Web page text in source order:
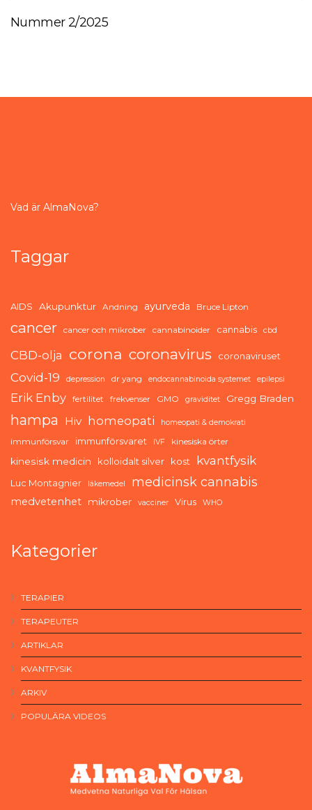
Nummer 2/2025
Vad är AlmaNova?
Taggar
AIDS Akupunktur Andning ayurveda Bruce Lipton
cancer cancer och mikrober cannabinoider cannabis cbd
CBD-olja corona coronavirus coronaviruset
Covid-19 depression dr yang endocannabinoida systemet epilepsi
Erik Enby fertilitet frekvenser GMO graviditet Gregg Braden
hampa Hiv homeopati homeopati & demokrati
immunförsvar immunförsvaret IVF kinesiska örter
kinesisk medicin kolloidalt silver kost kvantfysik
Luc Montagnier läkemedel medicinsk cannabis
medvetenhet mikrober vacciner Virus WHO
Kategorier
TERAPIER
TERAPEUTER
ARTIKLAR
KVANTFYSIK
ARKIV
POPULÄRA VIDEOS